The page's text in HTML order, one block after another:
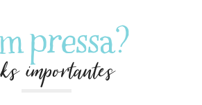
pressa?
importantes